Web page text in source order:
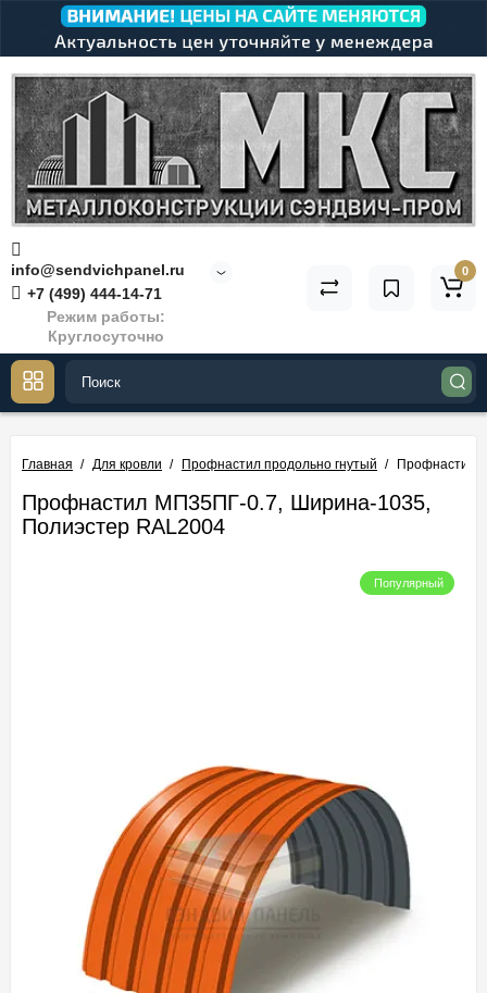
info@sendvichpanel.ru
+7 (499) 444-14-71
Режим работы:
Круглосуточно
0
Главная Для кровли Профнастил продольно гнутый Профнастил
Профнастил МП35ПГ-0.7, Ширина-1035,
Полиэстер RAL2004
Популярный